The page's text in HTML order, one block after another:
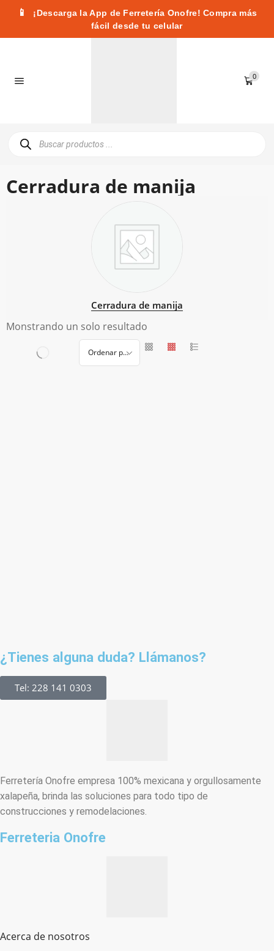
📱
¡Descarga la App de Ferretería Onofre! Compra más
fácil desde tu celular
0
Cerradura de manija
Cerradura de manija
Monstrando un solo resultado
¿Tienes alguna duda? Llámanos?
Tel: 228 141 0303
Ferretería Onofre empresa 100% mexicana y orgullosamente
xalapeña, brinda las soluciones para todo tipo de
construcciones y remodelaciones.
Ferreteria Onofre
Acerca de nosotros